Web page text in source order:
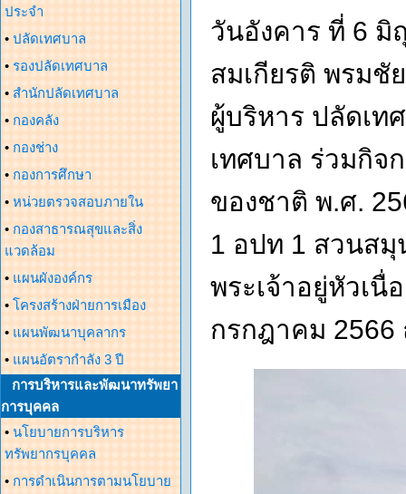
ประจำ
• ปลัดเทศบาล
• รองปลัดเทศบาล
• สำนักปลัดเทศบาล
• กองคลัง
• กองช่าง
• กองการศึกษา
• หน่วยตรวจสอบภายใน
• กองสาธารณสุขและสิ่ง
แวดล้อม
• แผนผังองค์กร
• โครงสร้างฝ่ายการเมือง
• แผนพัฒนาบุคลากร
• แผนอัตรากำลัง 3 ปี
การบริหารและพัฒนาทรัพยา
การบุคคล
• นโยบายการบริหาร
ทรัพยากรบุคคล
• การดำเนินการตามนโยบาย
วันอังคาร ที่ 6 มิ
สมเกียรติ พรม
ผู้บริหาร ปลัดเท
เทศบาล ร่วมกิจ
ของชาติ พ.ศ.
1 อปท 1 สวนสมุ
พระเจ้าอยู่หัวเนื่
กรกฎาคม